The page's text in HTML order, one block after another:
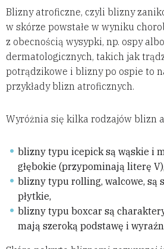
Blizny atroficzne, czyli blizny
w skórze powstałe w wyniku
z obecnością wysypki, np. ospy
dermatologicznych, takich jak
potrądzikowe i blizny po ospie to
przykłady blizn atroficznych.
Wyróżnia się kilka rodzajów blizn
blizny typu icepick są wąskie i
głębokie (przypominają literę V),
blizny typu rolling, walcowe, są
płytkie,
blizny typu boxcar są
mają szeroką podstawę i